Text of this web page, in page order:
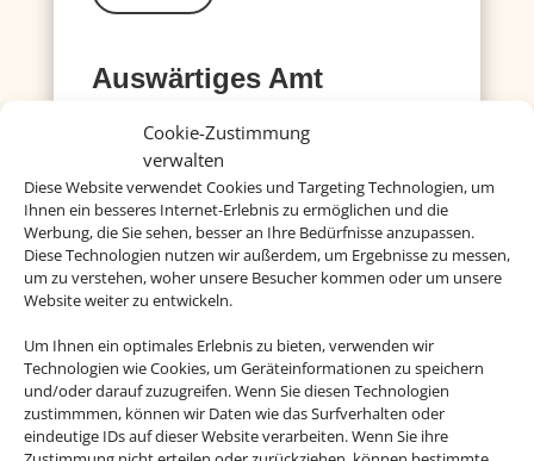
Cookie-Zustimmung
verwalten
Diese Website verwendet Cookies und Targeting Technologien, um
Ihnen ein besseres Internet-Erlebnis zu ermöglichen und die
Werbung, die Sie sehen, besser an Ihre Bedürfnisse anzupassen.
Diese Technologien nutzen wir außerdem, um Ergebnisse zu messen,
um zu verstehen, woher unsere Besucher kommen oder um unsere
Website weiter zu entwickeln.
Um Ihnen ein optimales Erlebnis zu bieten, verwenden wir
Technologien wie Cookies, um Geräteinformationen zu speichern
und/oder darauf zuzugreifen. Wenn Sie diesen Technologien
zustimmmen, können wir Daten wie das Surfverhalten oder
eindeutige IDs auf dieser Website verarbeiten. Wenn Sie ihre
Auswärtiges Amt
einigem mehr
Mehr dazu
Deutsche Visa und
Hier erhalten Sie Visa- und
Einreiseinformationen.
Mehr dazu